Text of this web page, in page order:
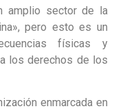
amplio sector de la
pero esto es un
físicas y
los derechos de los
enmarcada en